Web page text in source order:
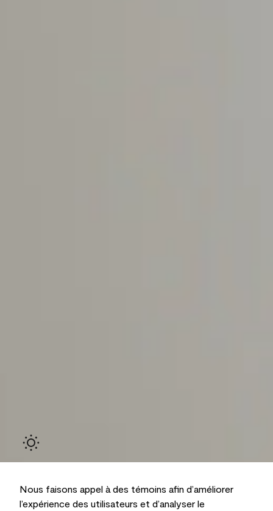
Nous faisons appel à des témoins afin d’améliorer
l’expérience des utilisateurs et d’analyser le